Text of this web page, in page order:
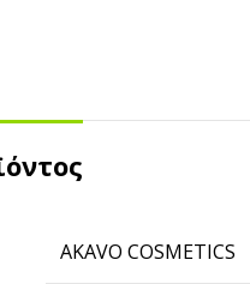
AKAVO COSMETICS